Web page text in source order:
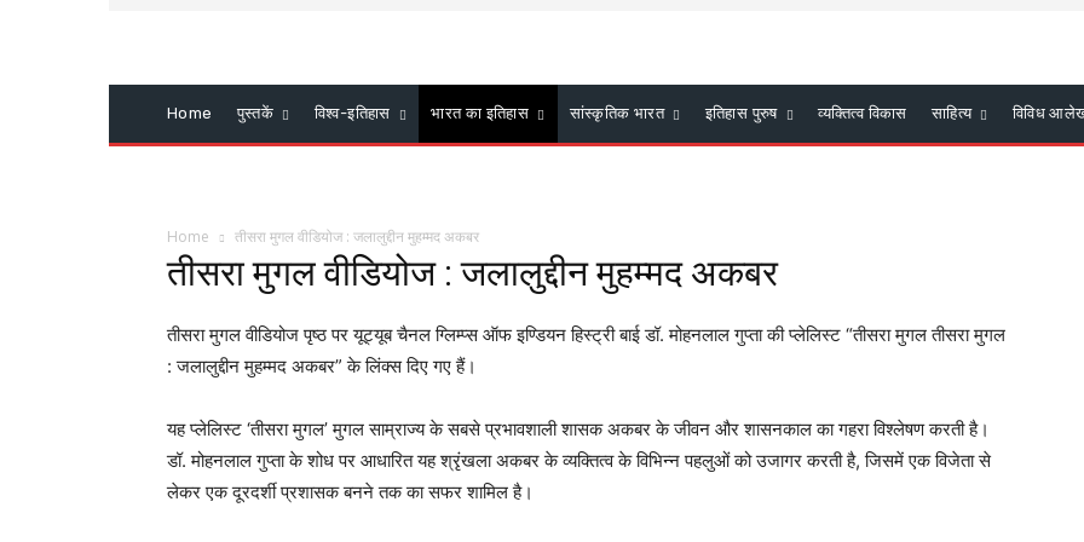
Home पुस्तकें विश्व-इतिहास भारत का इतिहास सांस्कृतिक भारत इतिहास पुरुष व्यक्तित्व विकास साहित्य विविध
Home तीसरा मुगल वीडियोज : जलालुद्दीन मुहम्मद अकबर
तीसरा मुगल वीडियोज : जलालुद्दीन मुहम्मद अकबर
तीसरा मुगल वीडियोज पृष्ठ पर यूट्यूब चैनल ग्लिम्प्स ऑफ इण्डियन हिस्ट्री बाई डॉ. मोहनलाल गुप्ता की प्लेलिस्ट “तीसरा मुगल तीसरा मुगल
: जलालुद्दीन मुहम्मद अकबर” के लिंक्स दिए गए हैं।
यह प्लेलिस्ट ‘तीसरा मुगल’ मुगल साम्राज्य के सबसे प्रभावशाली शासक अकबर के जीवन और शासनकाल का गहरा विश्लेषण करती है।
डॉ. मोहनलाल गुप्ता के शोध पर आधारित यह श्रृंखला अकबर के व्यक्तित्व के विभिन्न पहलुओं को उजागर करती है, जिसमें एक विजेता से
लेकर एक दूरदर्शी प्रशासक बनने तक का सफर शामिल है।